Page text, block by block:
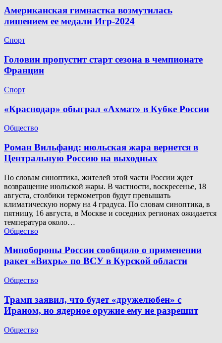
Американская гимнастка возмутилась
лишением ее медали Игр-2024
Спорт
Головин пропустит старт сезона в чемпионате
Франции
Спорт
«Краснодар» обыграл «Ахмат» в Кубке России
Общество
Роман Вильфанд: июльская жара вернется в
Центральную Россию на выходных
По словам синоптика, жителей этой части России ждет
возвращение июльской жары. В частности, воскресенье, 18
августа, столбики термометров будут превышать
климатическую норму на 4 градуса. По словам синоптика, в
пятницу, 16 августа, в Москве и соседних регионах ожидается
температура около…
Общество
Минобороны России сообщило о применении
ракет «Вихрь» по ВСУ в Курской области
Общество
Трамп заявил, что будет «дружелюбен» с
Ираном, но ядерное оружие ему не разрешит
Общество